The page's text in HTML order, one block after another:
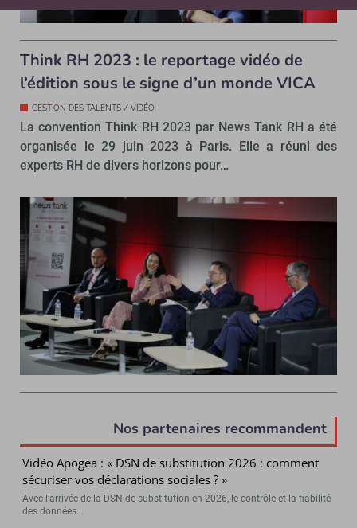
Think RH 2023 : le reportage vidéo de
l’édition sous le signe d’un monde VICA
GESTION DES TALENTS / VIDÉO
La convention Think RH 2023 par News Tank RH a été
organisée le 29 juin 2023 à Paris. Elle a réuni des
experts RH de divers horizons pour…
Nos partenaires recommandent
Vidéo Apogea : « DSN de substitution 2026 : comment
sécuriser vos déclarations sociales ? »
Avec l’arrivée de la DSN de substitution en 2026, le contrôle et la fiabilité
des données...